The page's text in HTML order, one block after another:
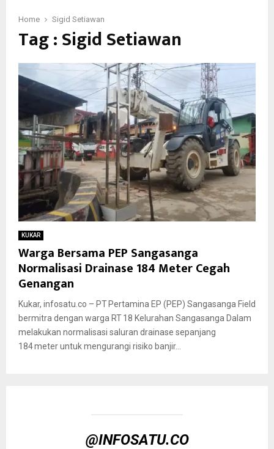
Home Sigid Setiawan
Tag : Sigid Setiawan
KUKAR
Warga Bersama PEP Sangasanga
Normalisasi Drainase 184 Meter Cegah
Genangan
Kukar, infosatu.co – PT Pertamina EP (PEP) Sangasanga Field
bermitra dengan warga RT 18 Kelurahan Sangasanga Dalam
melakukan normalisasi saluran drainase sepanjang
184 meter untuk mengurangi risiko banjir...
@INFOSATU.CO